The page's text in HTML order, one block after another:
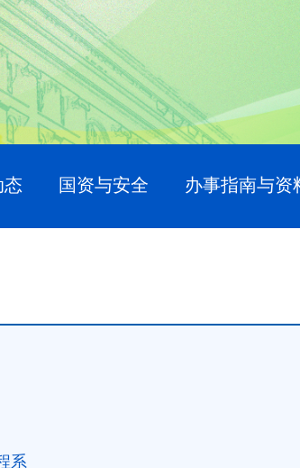
态 国资与安全 办事指南与资
系